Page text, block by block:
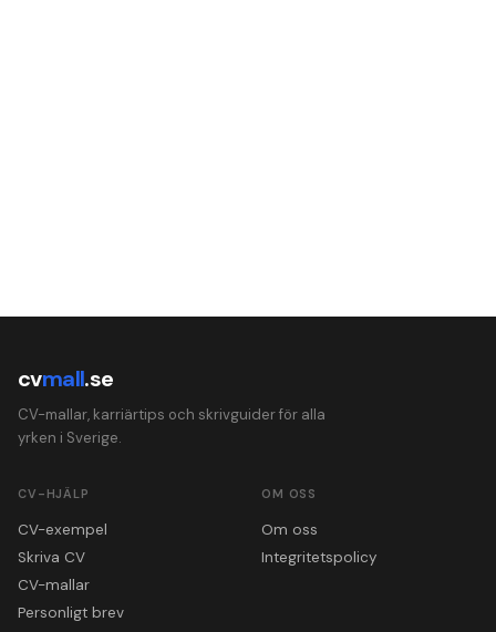
cvmall.se
CV-mallar, karriärtips och skrivguider för alla
yrken i Sverige.
CV-HJÄLP
CV-exempel
Skriva CV
CV-mallar
Personligt brev
OM OSS
Om oss
Integritetspolicy